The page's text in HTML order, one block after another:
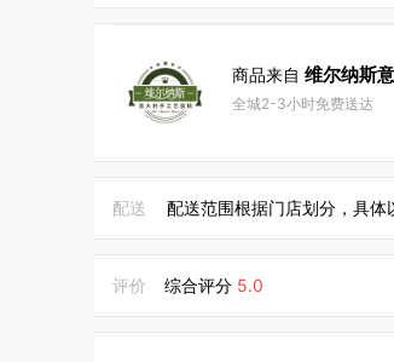
商品来自 维尔纳斯
全城2-3小时免费送达
配送 配送范围根据门店划分，具体
评价 综合评分 5.0